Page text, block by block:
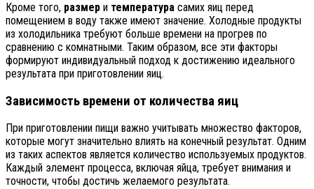
Кроме того, размер и температура самих яиц перед
помещением в воду также имеют значение. Холодные продукты
из холодильника требуют больше времени на прогрев по
сравнению с комнатными. Таким образом, все эти факторы
формируют индивидуальный подход к достижению идеального
результата при приготовлении яиц.
Зависимость времени от количества яиц
При приготовлении пищи важно учитывать множество факторов,
которые могут значительно влиять на конечный результат. Одним
из таких аспектов является количество используемых продуктов.
Каждый элемент процесса, включая яйца, требует внимания и
точности, чтобы достичь желаемого результата.